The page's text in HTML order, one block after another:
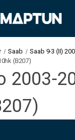
Saab
Saab 9-3 (II)
(B207)
2003-